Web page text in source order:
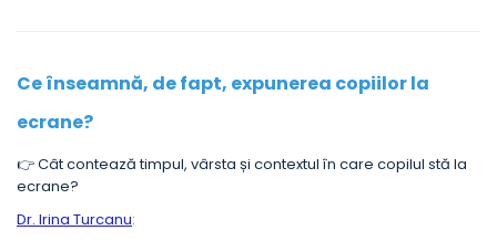
Ce înseamnă, de fapt, expunerea copiilor la
ecrane?
👉 Cât contează timpul, vârsta și contextul în care copilul stă la
ecrane?
Dr. Irina Turcanu: